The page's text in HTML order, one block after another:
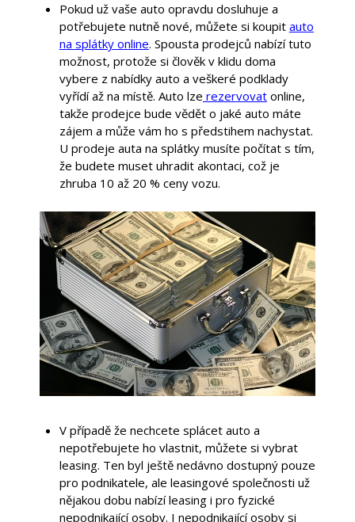
Pokud už vaše auto opravdu dosluhuje a
potřebujete nutně nové, můžete si koupit auto
na splátky online. Spousta prodejců nabízí tuto
možnost, protože si člověk v klidu doma
vybere z nabídky auto a veškeré podklady
vyřídí až na místě. Auto lze rezervovatonline,
takže prodejce bude vědět o jaké auto máte
zájem a může vám ho s předstihem nachystat.
U prodeje auta na splátky musíte počítat s tím,
že budete muset uhradit akontaci, což je
zhruba 10 až 20 % ceny vozu.
V případě že nechcete splácet auto a
nepotřebujete ho vlastnit, můžete si vybrat
leasing. Ten byl ještě nedávno dostupný pouze
pro podnikatele, ale leasingové společnosti už
nějakou dobu nabízí leasing i pro fyzické
nepodnikající osoby. I nepodnikající osoby si